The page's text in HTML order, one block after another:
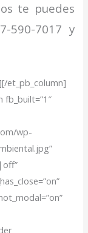
te puedes
590-7017 y
et_pb_column]
wp-